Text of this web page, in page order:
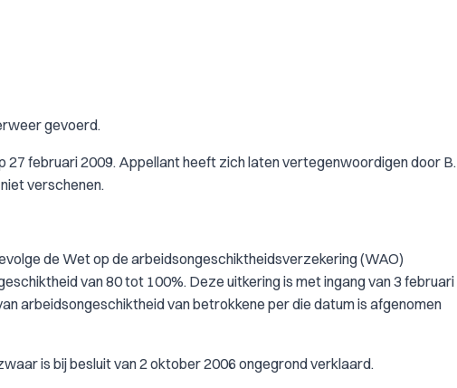
gevoerd.
februari 2009. Appellant heeft zich laten vertegenwoordigen door B.
verschenen.
de Wet op de arbeidsongeschiktheidsverzekering (WAO)
van 80 tot 100%. Deze uitkering is met ingang van 3 februari
arbeidsongeschiktheid van betrokkene per die datum is afgenomen
is bij besluit van 2 oktober 2006 ongegrond verklaard.